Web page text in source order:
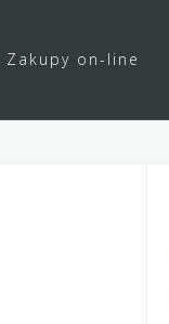
Zakupy on-line